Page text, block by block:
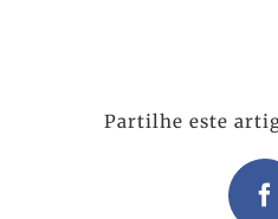
Partilhe este